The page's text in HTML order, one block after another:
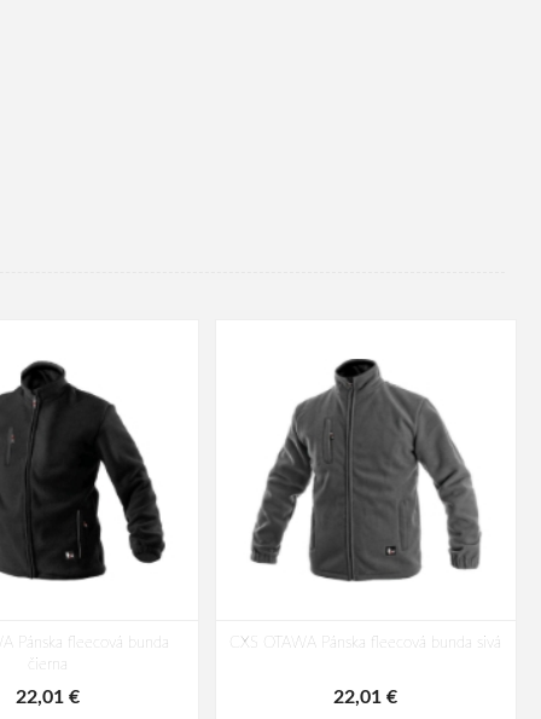
Pánska fleecová bunda
čierna
22,01 €
CXS OTAWA Pánska fleecová bunda sivá
22,01 €